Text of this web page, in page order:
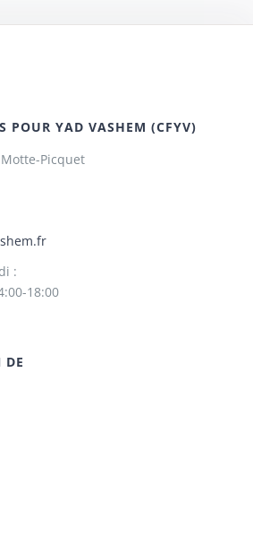
POUR YAD VASHEM (CFYV)
Picquet
:
18:00
DE